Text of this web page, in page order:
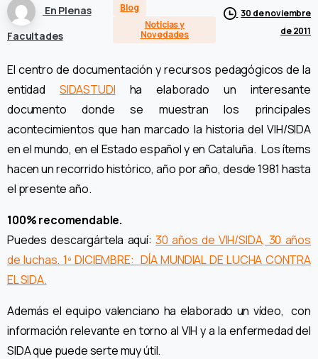
En Plenas
Facultades
Blog
Noticias y
Novedades
30 de noviembre
de 2011
El centro de documentación y recursos pedagógicos de la
entidad SIDASTUDI ha elaborado un interesante
documento donde se muestran los principales
acontecimientos que han marcado la historia del VIH/SIDA
en el mundo, en el Estado español y en Cataluña. Los ítems
hacen un recorrido histórico, año por año, desde 1981 hasta
el presente año.
100% recomendable.
Puedes descargártela aquí:30 años de VIH/SIDA, 30 años
de luchas. 1º DICIEMBRE: DÍA MUNDIAL DE LUCHA CONTRA
EL SIDA.
Además el equipo valenciano ha elaborado un vídeo, con
información relevante en torno al VIH y a la enfermedad del
SIDA que puede serte muy útil.